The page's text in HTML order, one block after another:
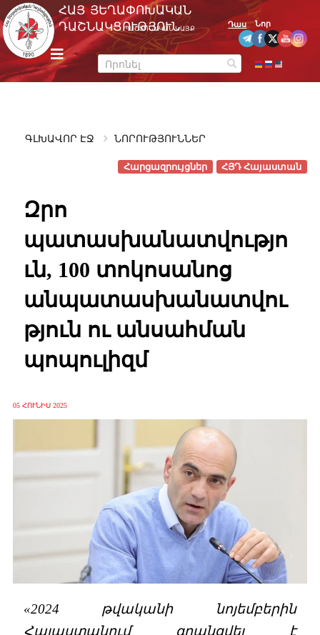
Skip
to
content
m
e
n
u
ՀԱՅ ՅԵՂԱՓՈԽԱԿԱՆ
ԴԱՇՆԱԿՑՈՒԹՅՈՒՆ
ՊԱՇՏՈՆԱԿԱՆ ԿԱՅՔ
Դաս Նոր
ԳԼԽԱՎՈՐ ԷՋ ՆՈՐՈՒԹՅՈՒՆՆԵՐ
ՀՅԴ Հայաստան
Հարցազրույցներ
Զրո
պատասխանատվությո
ւն, 100 տոկոսանոց
անպատասխանատվու
թյուն ու անսահման
պոպուլիզմ
05 ՀՈՒՆԻՍ 2025
«2024 թվականի նոյեմբերին
Հայաստանում գրանցվել է